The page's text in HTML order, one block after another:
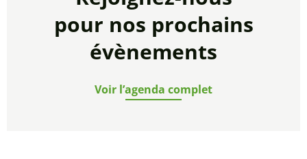
pour nos prochains
évènements
Voir l’agenda complet